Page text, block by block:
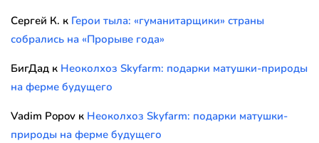
Сергей К. к Герои тыла: «гуманитарщики» страны
собрались на «Прорыве года»
БигДад к Неоколхоз Skyfarm: подарки матушки-природы
на ферме будущего
Vadim Popov к Неоколхоз Skyfarm: подарки матушки-
природы на ферме будущего